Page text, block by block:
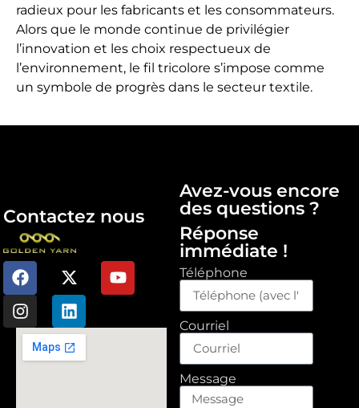
radieux pour les fabricants et les consommateurs.
Alors que le monde continue de privilégier
l’innovation et les choix respectueux de
l’environnement, le fil tricolore s’impose comme
un symbole de progrès dans le secteur textile.
Contactez nous
Avez-vous encore
des questions ?
Réponse
immédiate !
Téléphone
Courriel
Message